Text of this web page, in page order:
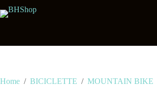
al
Home / BICICLETTE / MOUNTAIN BIKE